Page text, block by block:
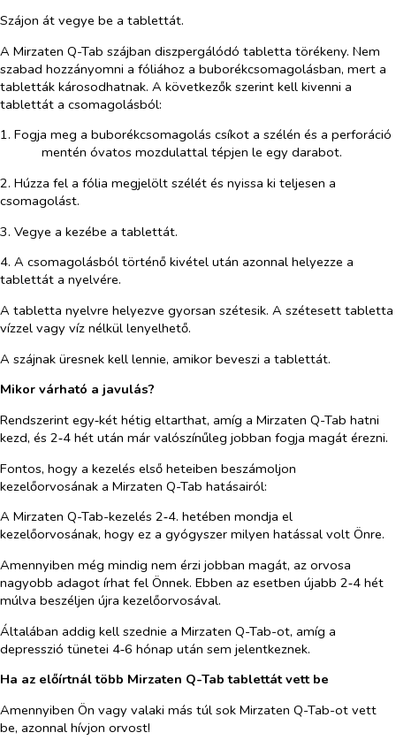
Szájon át vegye be a tablettát.
A Mirzaten Q-Tab szájban diszpergálódó tabletta törékeny. Nem
szabad hozzányomni a fóliához a buborékcsomagolásban, mert a
tabletták károsodhatnak. A következők szerint kell kivenni a
tablettát a csomagolásból:
1. Fogja meg a buborékcsomagolás csíkot a szélén és a perforáció
mentén óvatos mozdulattal tépjen le egy darabot.
2. Húzza fel a fólia megjelölt szélét és nyissa ki teljesen a
csomagolást.
3. Vegye a kezébe a tablettát.
4. A csomagolásból történő kivétel után azonnal helyezze a
tablettát a nyelvére.
A tabletta nyelvre helyezve gyorsan szétesik. A szétesett tabletta
vízzel vagy víz nélkül lenyelhető.
A szájnak üresnek kell lennie, amikor beveszi a tablettát.
Mikor várható a javulás?
Rendszerint egy‑két hétig eltarthat, amíg a Mirzaten Q-Tab hatni
kezd, és 2‑4 hét után már valószínűleg jobban fogja magát érezni.
Fontos, hogy a kezelés első heteiben beszámoljon
kezelőorvosának a Mirzaten Q-Tab hatásairól:
A Mirzaten Q-Tab-kezelés 2‑4. hetében mondja el
kezelőorvosának, hogy ez a gyógyszer milyen hatással volt Önre.
Amennyiben még mindig nem érzi jobban magát, az orvosa
nagyobb adagot írhat fel Önnek. Ebben az esetben újabb 2‑4 hét
múlva beszéljen újra kezelőorvosával.
Általában addig kell szednie a Mirzaten Q-Tab-ot, amíg a
depresszió tünetei 4‑6 hónap után sem jelentkeznek.
Ha az előírtnál több Mirzaten Q-Tab tablettát vett be
Amennyiben Ön vagy valaki más túl sok Mirzaten Q-Tab-ot vett
be, azonnal hívjon orvost!